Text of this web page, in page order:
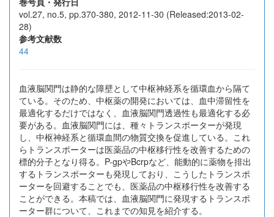
vol.27, no.5, pp.370-380, 2012-11-30 (Released:2013-02-
28)
参考文献数
44
血液脳関門は静的な障壁として中枢神経系を循環血から隔て
ている。そのため、中枢薬の開発においては、血中滞留性を
最適化するだけではなく、血液脳関門透過性も最適化する必
要がある。血液脳関門には、種々トランスポーターが発現
し、中枢神経系と循環血間の物質交換を促進している。これ
らトランスポーターは医薬品の中枢移行性を改善するための
標的分子となり得る。P-gpやBcrpなど、能動的に薬物を排出
するトランスポーターも発現しており、こうしたトランスポ
ーターを回避することでも、医薬品の中枢移行性を改善する
ことができる。本稿では、血液脳関門に発現するトランスポ
ーター群について、これまでの知見を紹介する。